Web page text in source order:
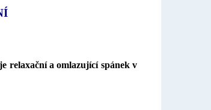
relaxační a omlazující spánek v